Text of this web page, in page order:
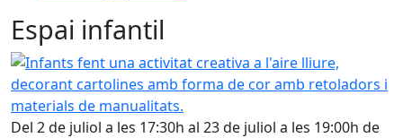
Espai infantil
Infants fent una activitat creativa a l'aire lliure, decorant
Del 2 de juliol a les 17:30h al 23 de juliol a les 19:00h de